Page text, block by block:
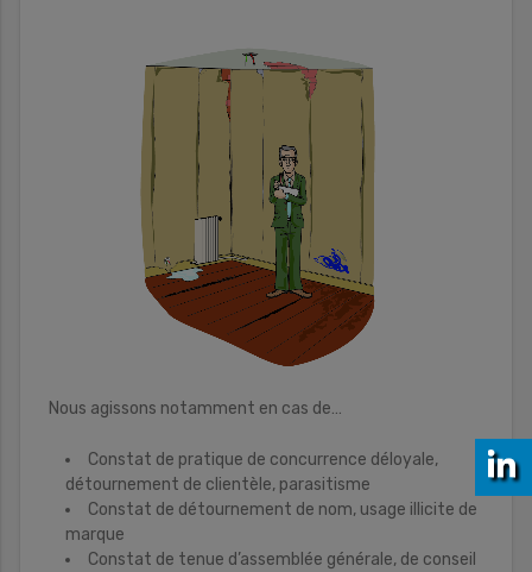
Nous agissons notamment en cas de…
Constat de pratique de concurrence déloyale,
détournement de clientèle, parasitisme
Constat de détournement de nom, usage illicite de
marque
Constat de tenue d’assemblée générale, de conseil